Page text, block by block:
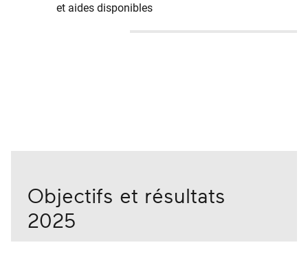
et aides disponibles
Objectifs et résultats
2025